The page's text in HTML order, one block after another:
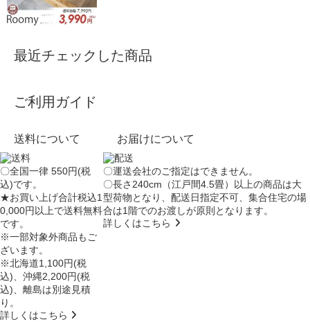
最近チェックした商品
ご利用ガイド
送料について
〇全国一律 550円(税
込)です。
★お買い上げ合計税込1
0,000円以上で送料無料
です。
※一部対象外商品もご
ざいます。
※北海道1,100円(税
込)、沖縄2,200円(税
込)、離島は別途見積
り。
詳しくはこちら
お届けについて
〇運送会社のご指定はできません。
〇長さ240cm（江戸間4.5畳）以上の商品は大
型荷物となり、配送日指定不可、集合住宅の場
合は1階でのお渡しが原則となります。
詳しくはこちら